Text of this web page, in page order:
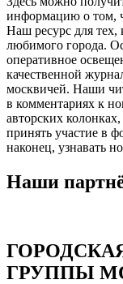
информацию о том,
Наш ресурс для тех,
любимого города.
оперативное
качественной
москвичей. Наши
в комментариях к
авторских
принять участие в
наконец, узнавать
Наши
ГРУППЫ